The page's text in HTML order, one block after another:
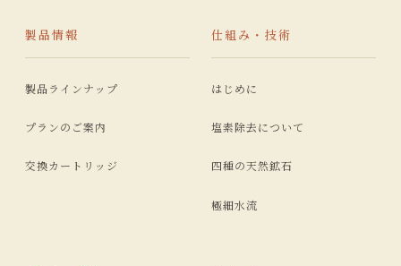
製品情報
製品ラインナップ
プランのご案内
交換カートリッジ
仕組み・技術
はじめに
塩素除去について
四種の天然鉱石
極細水流